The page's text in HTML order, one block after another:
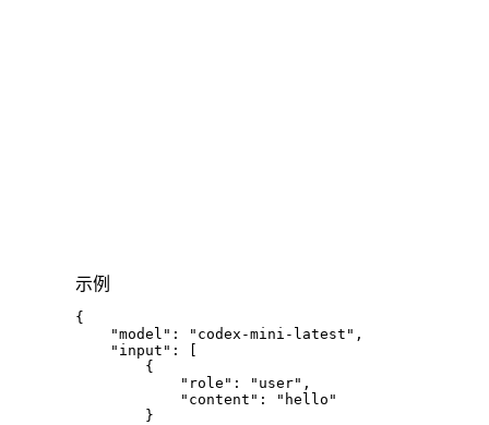
示例
{
"model" : "codex-mini-latest" ,
"input" :
{
"role" : "user" ,
"content" :
"hello"
}